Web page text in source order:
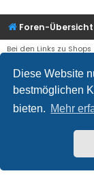
Diese Website
bestmöglichen
bieten. Mehr
Foren-Übersicht
Bei den Links zu
Stern (*) markiert
den Kauf
Umsatzbeteiligung
Einnahmen